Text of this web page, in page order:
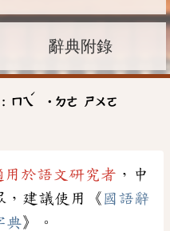
辭典附錄
ㄇㄟ
ˊ
˙ㄉㄜ
ㄕㄨㄛ
用於語文研究者 ，中
，建議使用《 國語辭
典》。